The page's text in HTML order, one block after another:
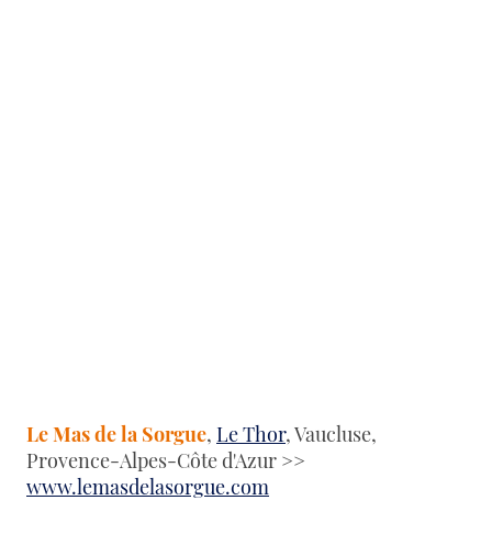
Le Mas de la Sorgue, Le Thor, Vaucluse,
Provence-Alpes-Côte d'Azur >>
www.lemasdelasorgue.com